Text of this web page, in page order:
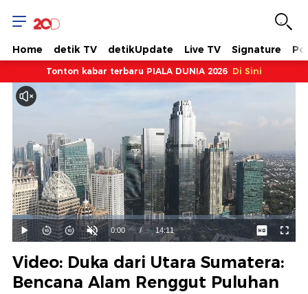
Home detik TV detikUpdate Live TV Signature
Tonton kabar terbaru PIALA DUNIA 2026 Di Sini
Mainkan
Suara
Hidup
Waktu
0:00 / Durasi
14:11
Dimuat:
7.04%
Video: Duka dari Utara Sumatera:
Bencana Alam Renggut Puluhan